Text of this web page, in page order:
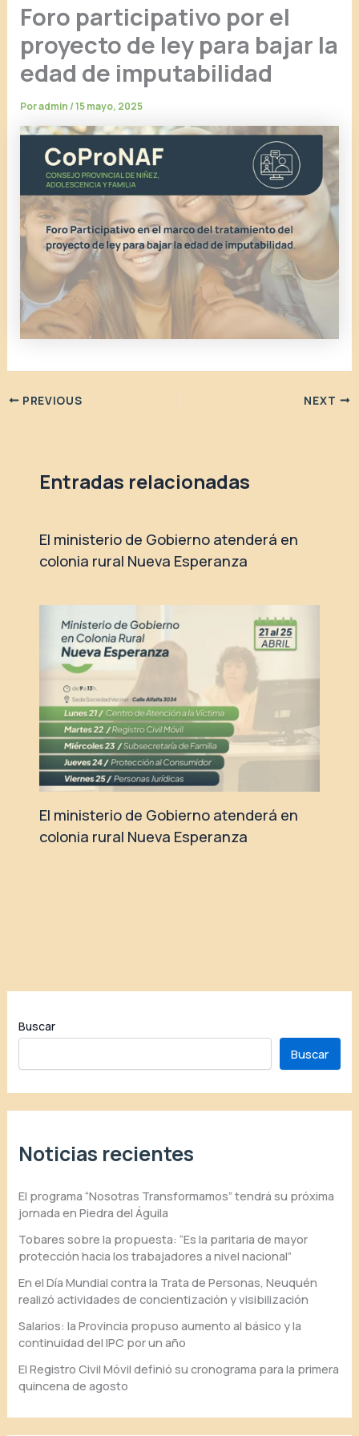
Foro participativo por el
proyecto de ley para bajar la
edad de imputabilidad
Poradmin/15 mayo, 2025
PREVIOUS NEXT
Entradas relacionadas
El ministerio de Gobierno atenderá en
colonia rural Nueva Esperanza
El ministerio de Gobierno atenderá en
colonia rural Nueva Esperanza
Buscar
Buscar
Noticias recientes
El programa “Nosotras Transformamos” tendrá su próxima
jornada en Piedra del Águila
Tobares sobre la propuesta: “Es la paritaria de mayor
protección hacia los trabajadores a nivel nacional”
En el Día Mundial contra la Trata de Personas, Neuquén
realizó actividades de concientización y visibilización
Salarios: la Provincia propuso aumento al básico y la
continuidad del IPC por un año
El Registro Civil Móvil definió su cronograma para la primera
quincena de agosto